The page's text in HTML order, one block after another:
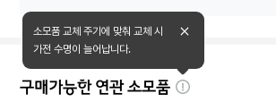
구매가능한 연관 소모품
자
소모품 교체 주기에 맞춰 교체 시
가전 수명이 늘어납니다.